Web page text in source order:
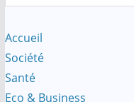
Accueil
Société
Santé
Eco & Business